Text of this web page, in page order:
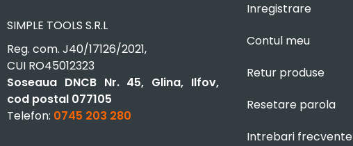
SIMPLE TOOLS S.R.L
Reg. com. J40/17126/2021,
CUI RO45012323
Soseaua DNCB Nr. 45, Glina, Ilfov,
cod postal 077105
Telefon: 0745 203 280
Inregistrare
Contul meu
Retur produse
Resetare parola
Intrebari frecvente